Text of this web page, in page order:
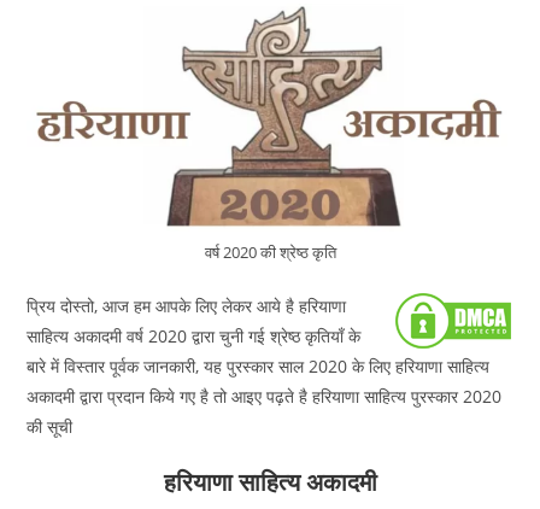
वर्ष 2020 की श्रेष्ठ कृति
प्रिय दोस्तो, आज हम आपके लिए लेकर आये है हरियाणा
साहित्य अकादमी वर्ष 2020 द्वारा चुनी गई श्रेष्ठ कृतियाँ के
बारे में विस्तार पूर्वक जानकारी, यह पुरस्कार साल 2020 के लिए हरियाणा साहित्य
अकादमी द्वारा प्रदान किये गए है तो आइए पढ़ते है हरियाणा साहित्य पुरस्कार 2020
की सूची
हरियाणा साहित्य अकादमी